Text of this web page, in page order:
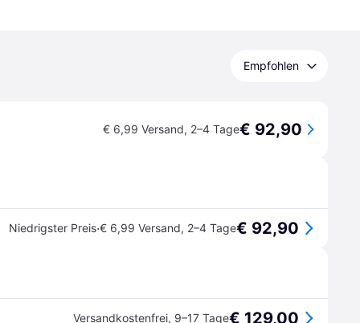
Empfohlen
€ 6,99 Versand, 2–4 Tage€ 92,90
Niedrigster Preis·€ 6,99 Versand, 2–4 Tage€ 92,90
Versandkostenfrei, 9–17 Tage€ 129,00